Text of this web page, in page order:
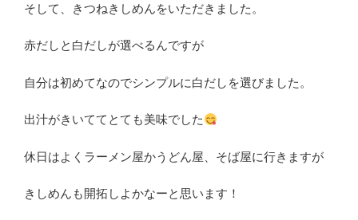
そして、きつねきしめんをいただきました。
赤だしと白だしが選べるんですが
自分は初めてなのでシンプルに白だしを選びました。
出汁がきいててとても美味でした
休日はよくラーメン屋かうどん屋、そば屋に行きますが
きしめんも開拓しよかなーと思います！